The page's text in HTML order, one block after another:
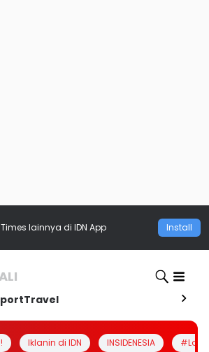
Times lainnya di IDN App Install
Travel
Iklanin di IDN INSIDENESIA